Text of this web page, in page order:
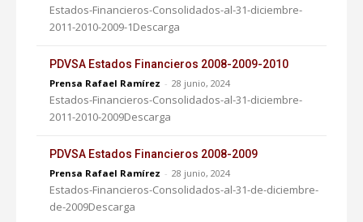
Estados-Financieros-Consolidados-al-31-diciembre-
2011-2010-2009-1Descarga
PDVSA Estados Financieros 2008-2009-2010
Prensa Rafael Ramírez - 28 junio, 2024
Estados-Financieros-Consolidados-al-31-diciembre-
2011-2010-2009Descarga
PDVSA Estados Financieros 2008-2009
Prensa Rafael Ramírez - 28 junio, 2024
Estados-Financieros-Consolidados-al-31-de-diciembre-
de-2009Descarga